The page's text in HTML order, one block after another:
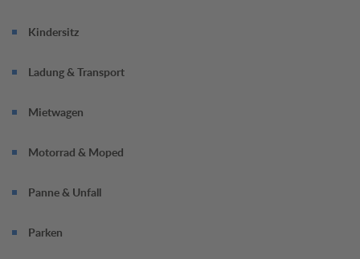
Kindersitz
Ladung & Transport
Mietwagen
Motorrad & Moped
Panne & Unfall
Parken